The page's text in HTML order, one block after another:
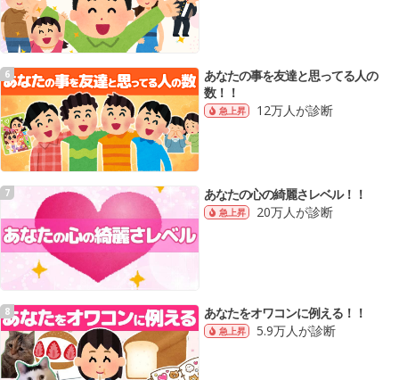
6
あなたの事を友達と思ってる人の
数！！
急上昇 12万人が診断
7 あなたの心の綺麗さレベル！！
急上昇 20万人が診断
8 あなたをオワコンに例える！！
急上昇 5.9万人が診断